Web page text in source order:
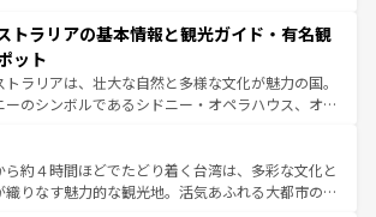
ューオーリンズでは、音楽と美食が融合した独特の
魅力。旅行者はアメリカの各地域で異なる魅力を楽
がら、その多様性と豊かな歴史を感じることができ
う。車でのロードトリップや列車の旅も、アメリカ
は見逃せない。また、定番の観光地といえばオアフ
、静かな自然を求めるならマウイ島やカウアイ島が
め。エメラルドグリーンに輝く海をはじめ、豊かな
歴史が息づいている。「アロハスピリット」と呼ば
おいしいローカルフードやハワイアンミュージッ
統的なフラダンスなど、すべてがハワイの魅力を彩
る。訪れるたびに新しい発見と感動が待っているハ
トラリアの基本情報と観光ガイド・有名観
ット
トラリアは、壮大な自然と多様な文化が魅力の国。
ーのシンボルであるシドニー・オペラハウス、オー
ーフや大陸中央部にそびえるウルル（エアーズロッ
タスマニアの美しい原生林やケアンズの熱帯雨林な
どころがたくさん。また、カフェやワイン、オージ
ら約４時間ほどでたどり着く台湾は、多彩な文化と
織りなす魅力的な観光地。活気あふれる大都市の台